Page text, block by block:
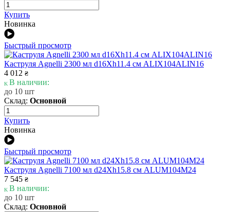
Купить
Новинка
Быстрый просмотр
Каструля Agnelli 2300 мл d16Xh11.4 см ALIX104ALIN16
4 012 ₴
В наличии:
до 10 шт
Склад: Основной
Купить
Новинка
Быстрый просмотр
Каструля Agnelli 7100 мл d24Xh15.8 см ALUM104M24
7 545 ₴
В наличии:
до 10 шт
Склад: Основной